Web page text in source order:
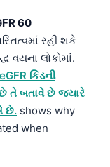
60
રહી શકે
વયના લોકોમાં.
કિડની
તે બતાવે છે જ્યારે
છે. shows why
when